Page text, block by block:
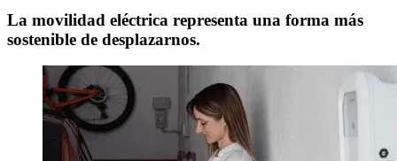
La movilidad eléctrica representa una forma más
sostenible de desplazarnos.